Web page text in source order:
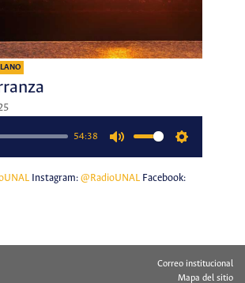
54:38
Instagram: @RadioUNALFacebook:
Correo institucional
Mapa del sitio